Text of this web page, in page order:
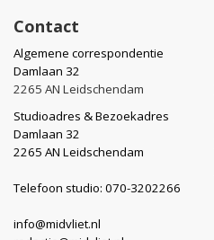
Contact
Algemene correspondentie
Damlaan 32
2265 AN Leidschendam
Studioadres & Bezoekadres
Damlaan 32
2265 AN Leidschendam
Telefoon studio: 070-3202266
info@midvliet.nl